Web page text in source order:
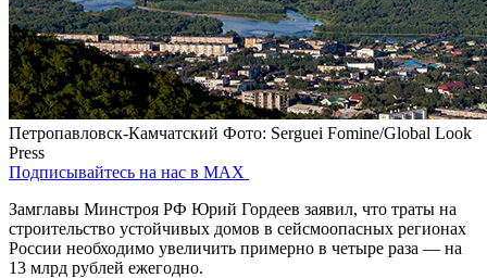
Петропавловск-Камчатский Фото: Serguei Fomine/Global Look
Press
Подписывайтесь на нас в MAX
Замглавы Минстроя РФ Юрий Гордеев заявил, что траты на
строительство устойчивых домов в сейсмоопасных регионах
России необходимо увеличить примерно в четыре раза — на
13 млрд рублей ежегодно.